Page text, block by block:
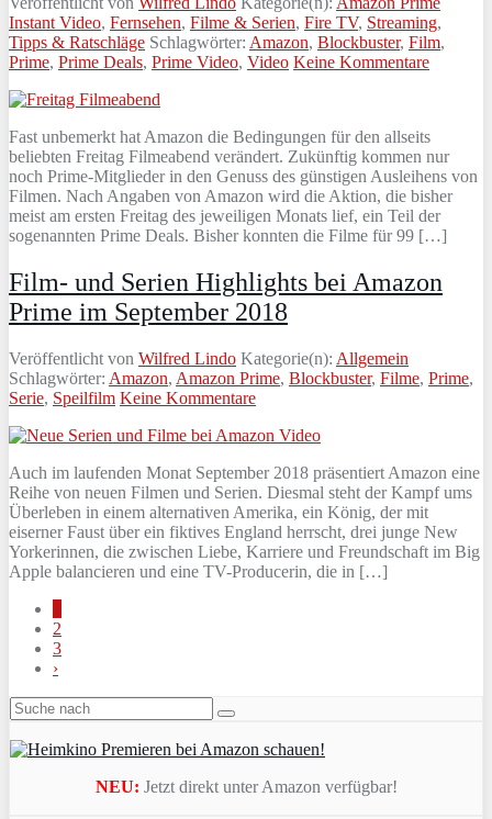
Instant Video, Fernsehen, Filme & Serien, Fire TV, Streaming,
Tipps & Ratschläge Schlagwörter: Amazon, Blockbuster, Film,
Prime, Prime Deals, Prime Video, Video Keine Kommentare
Fast unbemerkt hat Amazon die Bedingungen für den allseits
beliebten Freitag Filmeabend verändert. Zukünftig kommen nur
noch Prime-Mitglieder in den Genuss des günstigen Ausleihens von
Filmen. Nach Angaben von Amazon wird die Aktion, die bisher
meist am ersten Freitag des jeweiligen Monats lief, ein Teil der
sogenannten Prime Deals. Bisher konnten die Filme für 99 […]
Film- und Serien Highlights bei Amazon
Prime im September 2018
Veröffentlicht von Wilfred Lindo Kategorie(n): Allgemein
Schlagwörter: Amazon, Amazon Prime, Blockbuster, Filme, Prime,
Serie, Speilfilm Keine Kommentare
Auch im laufenden Monat September 2018 präsentiert Amazon eine
Reihe von neuen Filmen und Serien. Diesmal steht der Kampf ums
Überleben in einem alternativen Amerika, ein König, der mit
eiserner Faust über ein fiktives England herrscht, drei junge New
Yorkerinnen, die zwischen Liebe, Karriere und Freundschaft im Big
Apple balancieren und eine TV-Producerin, die in […]
2
3
›
NEU: Jetzt direkt unter Amazon verfügbar!